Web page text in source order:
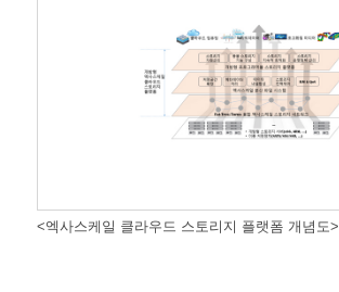
<엑사스케일 클라우드 스토리지 플랫폼 개념도>